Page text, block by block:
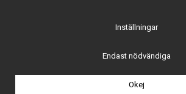
Wikinggruppen
Inställningar
Endast nödvändiga
Okej